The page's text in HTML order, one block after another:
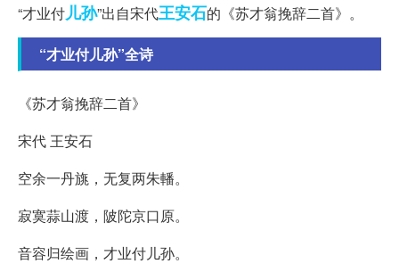
“才业付儿孙”出自宋代王安石的《苏才翁挽辞二首》。
“才业付儿孙”全诗
《苏才翁挽辞二首》
宋代 王安石
空余一丹旐，无复两朱轓。
寂寞蒜山渡，陂陀京口原。
音容归绘画，才业付儿孙。